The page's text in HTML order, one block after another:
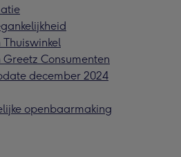
Consumenten
december 2024
openbaarmaking